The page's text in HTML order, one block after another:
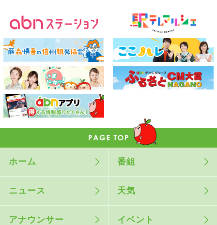
ホーム 番組
ニュース 天気
アナウンサー イベント